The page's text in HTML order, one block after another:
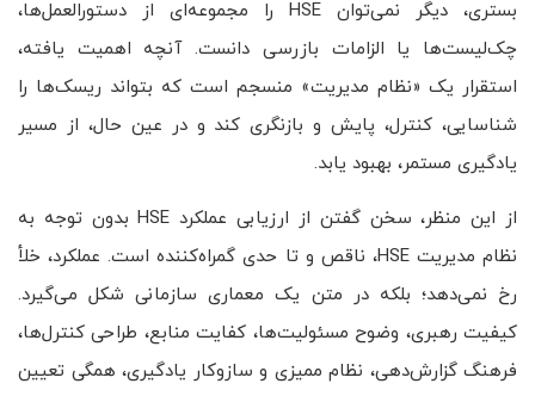
بستری، دیگر نمی‌توان HSE را مجموعه‌ای از دستورالعمل‌ها،
چک‌لیست‌ها یا الزامات بازرسی دانست. آنچه اهمیت یافته،
استقرار یک «نظام مدیریت» منسجم است که بتواند ریسک‌ها را
شناسایی، کنترل، پایش و بازنگری کند و در عین حال، از مسیر
یادگیری مستمر، بهبود یابد.
از این منظر، سخن گفتن از ارزیابی عملکرد HSE بدون توجه به
نظام مدیریت HSE، ناقص و تا حدی گمراه‌کننده است. عملکرد، خلأ
رخ نمی‌دهد؛ بلکه در متن یک معماری سازمانی شکل می‌گیرد.
کیفیت رهبری، وضوح مسئولیت‌ها، کفایت منابع، طراحی کنترل‌ها،
فرهنگ گزارش‌دهی، نظام ممیزی و سازوکار یادگیری، همگی تعیین